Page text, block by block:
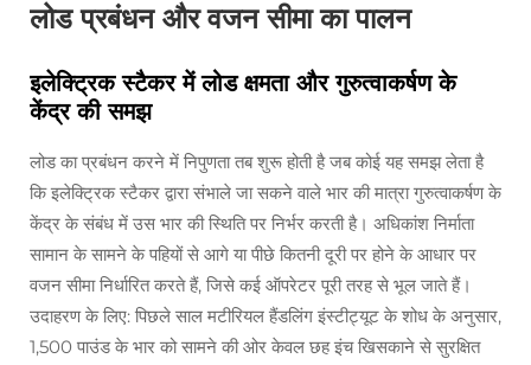
लोड प्रबंधन और वजन सीमा का पालन
इलेक्ट्रिक स्टैकर में लोड क्षमता और गुरुत्वाकर्षण के
केंद्र की समझ
लोड का प्रबंधन करने में निपुणता तब शुरू होती है जब कोई यह समझ लेता है
कि इलेक्ट्रिक स्टैकर द्वारा संभाले जा सकने वाले भार की मात्रा गुरुत्वाकर्षण के
केंद्र के संबंध में उस भार की स्थिति पर निर्भर करती है। अधिकांश निर्माता
सामान के सामने के पहियों से आगे या पीछे कितनी दूरी पर होने के आधार पर
वजन सीमा निर्धारित करते हैं, जिसे कई ऑपरेटर पूरी तरह से भूल जाते हैं।
उदाहरण के लिए: पिछले साल मटीरियल हैंडलिंग इंस्टीट्यूट के शोध के अनुसार,
1,500 पाउंड के भार को सामने की ओर केवल छह इंच खिसकाने से सुरक्षित